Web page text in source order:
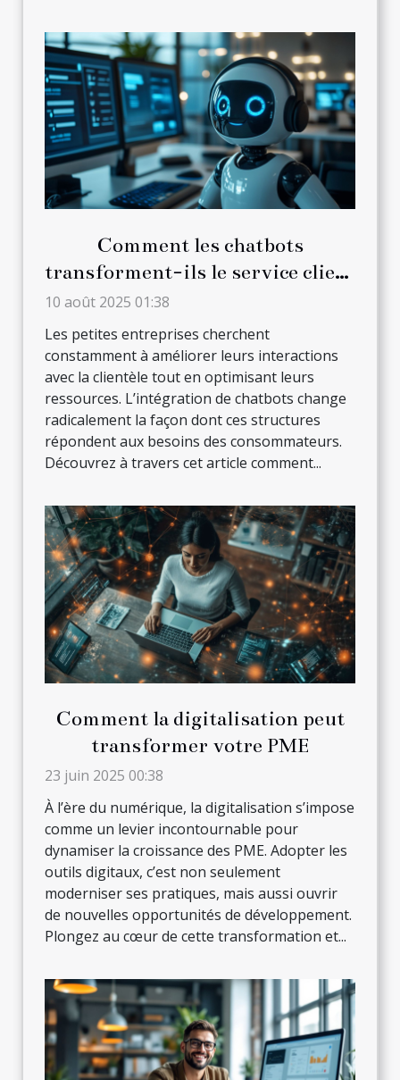
Comment les chatbots
transforment-ils le service client
dans les petites entreprises ?
10 août 2025 01:38
Les petites entreprises cherchent
constamment à améliorer leurs interactions
avec la clientèle tout en optimisant leurs
ressources. L’intégration de chatbots change
radicalement la façon dont ces structures
répondent aux besoins des consommateurs.
Découvrez à travers cet article comment...
Comment la digitalisation peut
transformer votre PME
23 juin 2025 00:38
À l’ère du numérique, la digitalisation s’impose
comme un levier incontournable pour
dynamiser la croissance des PME. Adopter les
outils digitaux, c’est non seulement
moderniser ses pratiques, mais aussi ouvrir
de nouvelles opportunités de développement.
Plongez au cœur de cette transformation et...